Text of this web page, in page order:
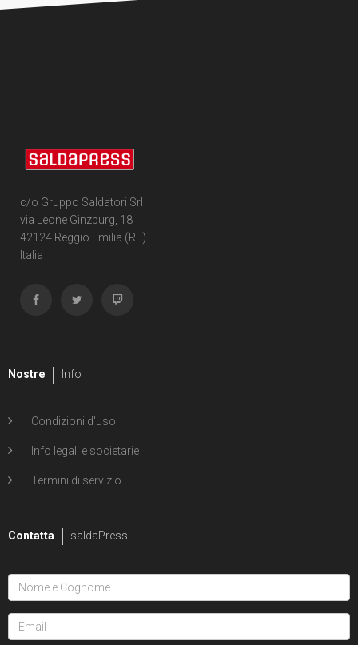
c/o Gruppo Saldatori Srl
via Leone Ginzburg, 18
42124 Reggio Emilia (RE)
Italia
Nostre Info
Condizioni d'uso
Info legali e societarie
Termini di servizio
Contatta saldaPress